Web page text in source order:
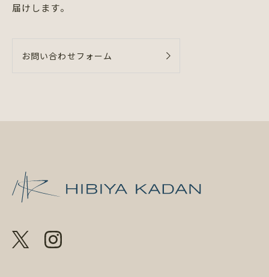
届けします。
お問い合わせフォーム